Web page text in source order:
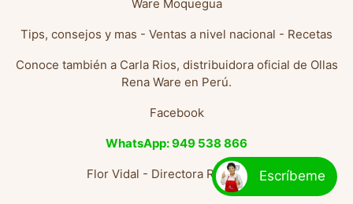
Ware Moquegua
Tips, consejos y mas - Ventas a nivel nacional - Recetas
Conoce también a Carla Rios, distribuidora oficial de Ollas
Rena Ware en Perú.
Facebook
WhatsApp: 949 538 866
Flor Vidal - Directora Rena WareEscríbeme